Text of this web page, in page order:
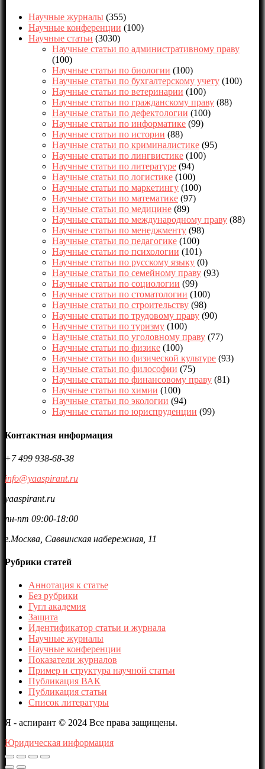
Научные журналы (355)
Научные конференции (100)
Научные статьи (3030)
Научные статьи по административному праву
(100)
Научные статьи по биологии (100)
Научные статьи по бухгалтерскому учету (100)
Научные статьи по ветеринарии (100)
Научные статьи по гражданскому праву (88)
Научные статьи по дефектологии (100)
Научные статьи по информатике (99)
Научные статьи по истории (88)
Научные статьи по криминалистике (95)
Научные статьи по лингвистике (100)
Научные статьи по литературе (94)
Научные статьи по логистике (100)
Научные статьи по маркетингу (100)
Научные статьи по математике (97)
Научные статьи по медицине (89)
Научные статьи по международному праву (88)
Научные статьи по менеджменту (98)
Научные статьи по педагогике (100)
Научные статьи по психологии (101)
Научные статьи по русскому языку (0)
Научные статьи по семейному праву (93)
Научные статьи по социологии (99)
Научные статьи по стоматологии (100)
Научные статьи по строительству (98)
Научные статьи по трудовому праву (90)
Научные статьи по туризму (100)
Научные статьи по уголовному праву (77)
Научные статьи по физике (100)
Научные статьи по физической культуре (93)
Научные статьи по философии (75)
Научные статьи по финансовому праву (81)
Научные статьи по химии (100)
Научные статьи по экологии (94)
Научные статьи по юриспруденции (99)
Контактная информация
+7 499 938-68-38
info@yaaspirant.ru
yaaspirant.ru
пн-пт 09:00-18:00
г.Москва, Саввинская набережная, 11
Рубрики статей
Аннотация к статье
Без рубрики
Гугл академия
Защита
Идентификатор статьи и журнала
Научные журналы
Научные конференции
Показатели журналов
Пример и структура научной статьи
Публикация ВАК
Публикация статьи
Список литературы
Я - аспирант © 2024 Все права защищены.
Юридическая информация